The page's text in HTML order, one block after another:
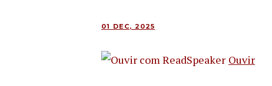
01 DEC, 2025
Ouvir